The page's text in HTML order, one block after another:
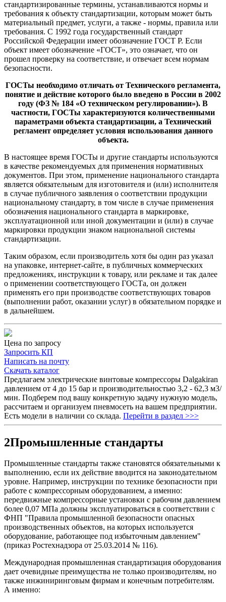
стандартизированные термины, устанавливаются нормы и
требования к объекту стандартизации, которым может быть
материальный предмет, услуги, а также - нормы, правила или
требования. С 1992 года государственный стандарт
Российской Федерации имеет обозначение ГОСТ Р. Если
объект имеет обозначение «ГОСТ», это означает, что он
прошел проверку на соответствие, и отвечает всем нормам
безопасности.
ГОСТы необходимо отличать от Технического регламента,
понятие и действие которого было введено в России в 2002
году (ФЗ № 184 «О техническом регулировании»). В
частности, ГОСТы характеризуются количественными
параметрами объекта стандартизации, а Технический
регламент определяет условия использования данного
объекта.
В настоящее время ГОСТы и другие стандарты используются
в качестве рекомендуемых для применения нормативных
документов. При этом, применение национального стандарта
является обязательным для изготовителя и (или) исполнителя
в случае публичного заявления о соответствии продукции
национальному стандарту, в том числе в случае применения
обозначения национального стандарта в маркировке,
эксплуатационной или иной документации и (или) в случае
маркировки продукции знаком национальной системы
стандартизации.
Таким образом, если производитель хотя бы один раз указал
на упаковке, интернет-сайте, в публичных коммерческих
предложениях, инструкции к товару, или рекламе и так далее
о применении соответствующего ГОСТа, он должен
применять его при производстве соответствующих товаров
(выполнении работ, оказании услуг) в обязательном порядке и
в дальнейшем.
Цена по запросу
Запросить КП
Написать на почту
Скачать каталог
Предлагаем электрические винтовые компрессоры Dalgakiran
давлением от 4 до 15 бар и производительностью 3,2 - 62,3 м3/
мин. Подберем под вашу конкретную задачу нужную модель,
рассчитаем и организуем пневмосеть на вашем предприятии.
Есть модели в наличии со склада. Перейти в раздел >>>
2Промышленные стандарты
Промышленные стандарты также становятся обязательными к
выполнению, если их действие вводится на законодательном
уровне. Например, инструкции по технике безопасности при
работе с компрессорным оборудованием, а именно:
передвижные компрессорные установки с рабочим давлением
более 0,07 МПа должны эксплуатироваться в соответствии с
ФНП "Правила промышленной безопасности опасных
производственных объектов, на которых используется
оборудование, работающее под избыточным давлением"
(приказ Ростехнадзора от 25.03.2014 № 116).
Международная промышленная стандартизация оборудования
дает очевидные преимущества не только производителям, но
также инжиниринговым фирмам и конечным потребителям.
А именно: